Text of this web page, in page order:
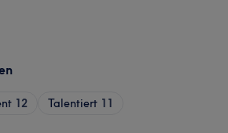
12 Talentiert 11